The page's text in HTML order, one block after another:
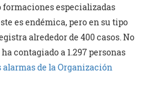
especializadas
es endémica, pero en su tipo
alrededor de 400 casos. No
contagiado a 1.297 personas
de la Organización